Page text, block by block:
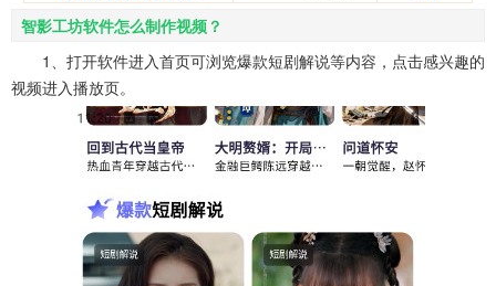
智影工坊软件怎么制作视频？
1、打开软件进入首页可浏览爆款短剧解说等内容，点击感兴趣的
视频进入播放页。